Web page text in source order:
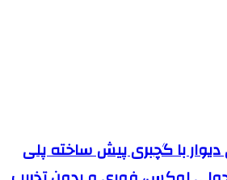
دیوار با گچبری پیش ساخته پلی